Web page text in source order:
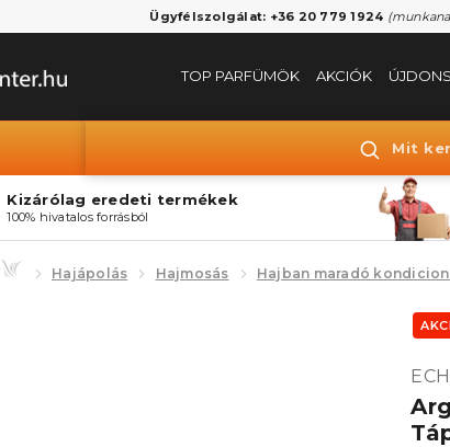
Ügyfélszolgálat: +36 20 779 1924
TOP PARFÜMÖK AKCIÓK
Mit
Kizárólag eredeti termékek
100% hivatalos forrásból
Hajápolás Hajmosás Hajban maradó